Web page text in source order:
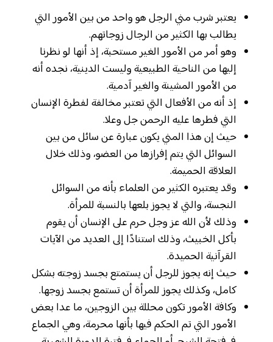
يعتبر شرب مني الرجل هو واحد من بين الأمور التي
يطالب بها الكثير من الرجال زوجاتهم.
وهو أمر من الأمور الغير مستحبة، إذ أنها لو نظرنا
إليها من الناحية الطبيعية وليست الدينية، نجده أنه
من الأمور المشينة والغير آدمية.
إذ أنه من الأفعال التي تعتبر مخالفة لفطرة الإنسان
التي فطرها عليه الرحمن جل وعلا.
حيث إن هذا المني يكون عبارة عن سائل من بين
السوائل التي يتم إفرازها من العضو، وذلك خلال
العلاقة الحميمة.
وقد يعتبره الكثير من العلماء بأنه من السوائل
النجسة، والتي لا يجوز بلعها بالنسبة للمرأة.
وذلك لأن الله عز وجل حرم على الإنسان أن يقوم
بأكل الخبيث، وذلك استنادًا إلى العديد من الآيات
القرآنية الحميدة.
حيث إنه يجوز للرجل أن يستمتع بجسد زوجته بشكل
كامل، وكذلك يجوز للمرأة أن تستمع بجسد زوجها.
وكافة الأمور تكون محللة بين الزوجين، ما عدا بعض
الأمور التي تم الحكم فيها بأنها محرمة، وهي الجماع